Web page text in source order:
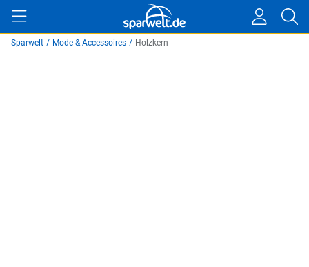
Sparwelt / Mode & Accessoires / Holzkern